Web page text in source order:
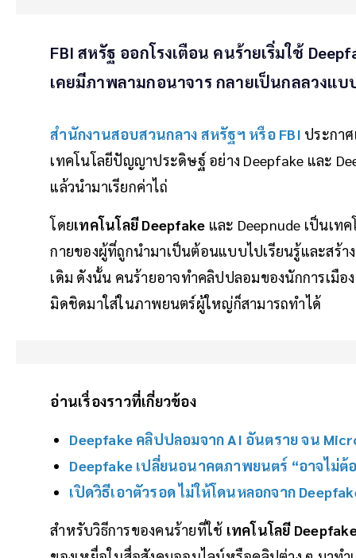
FBI สหรัฐ ออกโรงเตือน คนร้ายเริ่มใช้
เคยมีภาพลามกอนาจาร กลายเป็นกลลวงแ
สำนักงานสอบสวนกลาง สหรัฐฯ หรือ FBI ประกา
เทคโนโลยีปัญญาประดิษฐ์ อย่าง Deepfake และ
แล้วนำมาเรียกค่าไถ่
โดยเทคโนโลยี Deepfake และ Deepnude เป็นเ
กายของผู้ที่ถูกนำมาเป็นต้อนแบบไปเรียนรู้และส
เดิม ดังนั้น คนร้ายอาจทำคลิปปลอมของนักการเมื
มิดชิดมาใส่ในภาพยนตร์ผู้ใหญ่ก็สามารถทำได้
อ่านเรื่องราวที่เกี่ยวข้อง
Deepfake คลิปปลอมจาก AI อันตราย จน
Deepfake เปลี่ยนอนาคตภาพยนตร์ “อาจไม่ต้
เปิดวิธีเอาตัวรอด ไม่ให้โดนหลอกจาก
สำหรับวิธีการของคนร้ายที่ใช้ เทคโนโลยี